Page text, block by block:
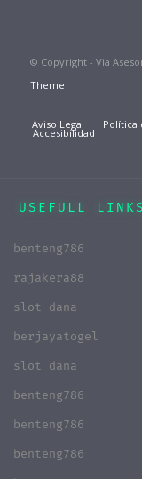
© Copyright - Via
Theme
Aviso Legal Política
Accesibilidad
USEFULL LINKS
benteng786
rajakera88
slot dana
berjayatogel
slot dana
benteng786
benteng786
benteng786